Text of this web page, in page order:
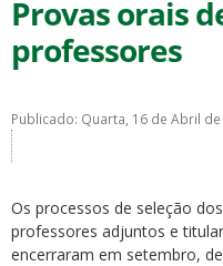
Provas orais
professores
Publicado: Quarta, 16 de Abril
Os processos de seleção
professores adjuntos e
encerraram em setembro,